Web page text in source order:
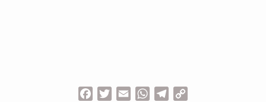
FacebookTwitterEmailWhatsApp
Telegram